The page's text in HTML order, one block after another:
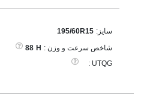
سایز: 195/60R15
شاخص سرعت و وزن : H
88
UTQG :